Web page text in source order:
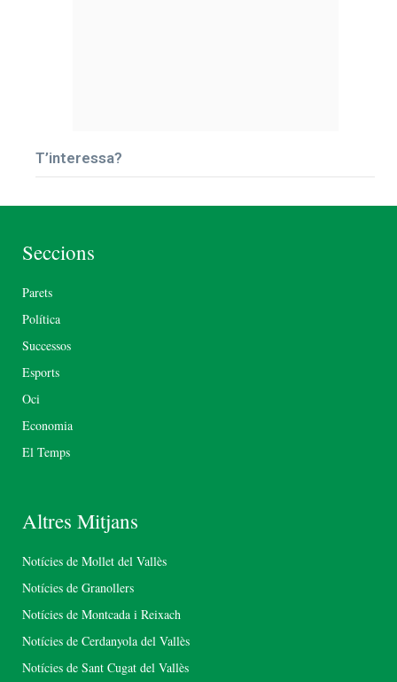
T’interessa?
Seccions
Parets
Política
Successos
Esports
Oci
Economia
El Temps
Altres Mitjans
Notícies de Mollet del Vallès
Notícies de Granollers
Notícies de Montcada i Reixach
Notícies de Cerdanyola del Vallès
Notícies de Sant Cugat del Vallès